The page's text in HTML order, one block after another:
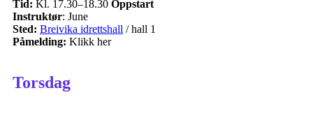
Tid: Kl. 17.30–18.30 Oppstart
Instruktør: June
Sted: Breivika idrettshall / hall 1
Påmelding: Klikk her
Torsdag